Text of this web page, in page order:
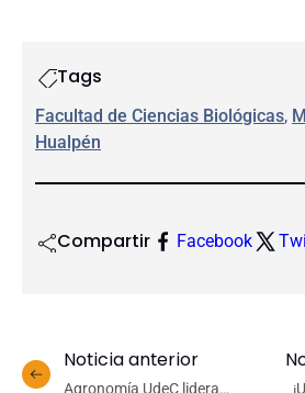
Tags
Facultad de Ciencias Biológicas,
Hualpén
Compartir Facebook
Noticia anterior
Agronomía UdeC lidera